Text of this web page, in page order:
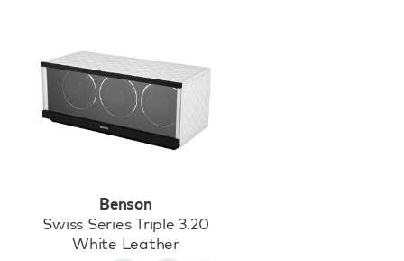
Benson
Swiss Series Triple 3.20
White Leather